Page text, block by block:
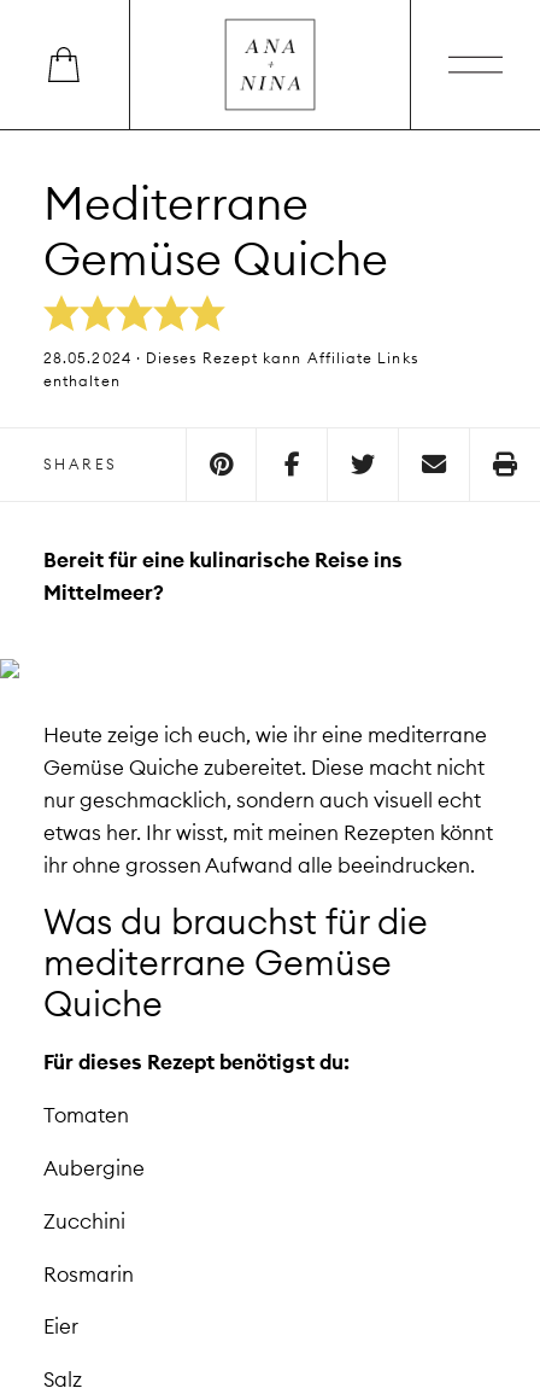
Mediterrane
Gemüse Quiche
28.05.2024 · Dieses Rezept kann Affiliate Links
enthalten
SHARES
Bereit für eine kulinarische Reise ins
Mittelmeer?
Heute zeige ich euch, wie ihr eine mediterrane
Gemüse Quiche zubereitet. Diese macht nicht
nur geschmacklich, sondern auch visuell echt
etwas her. Ihr wisst, mit meinen Rezepten könnt
ihr ohne grossen Aufwand alle beeindrucken.
Was du brauchst für die
mediterrane Gemüse
Quiche
Für dieses Rezept benötigst du:
Tomaten
Aubergine
Zucchini
Rosmarin
Eier
Salz